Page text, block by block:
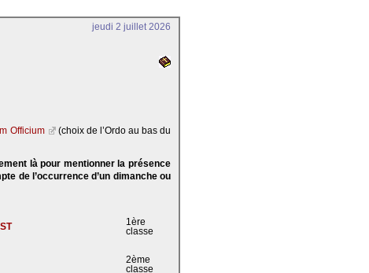
jeudi 2 juillet 2026
Officium
(choix de l’Ordo au bas du
là pour mentionner la présence
de l’occurrence d’un dimanche ou
1ère
classe
2ème
classe